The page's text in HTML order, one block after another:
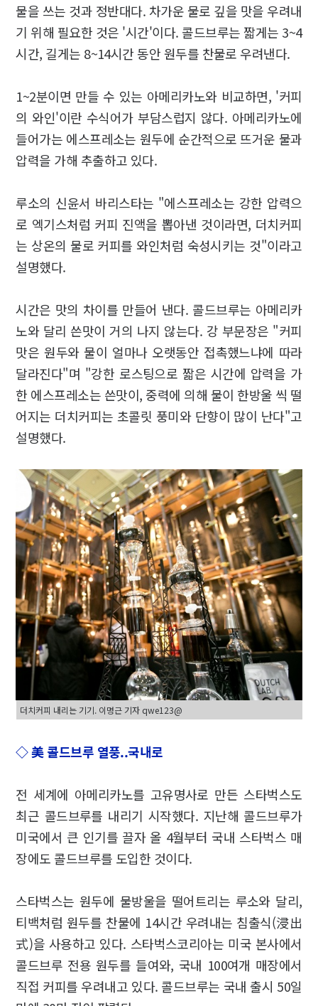
물을 쓰는 것과 정반대다. 차가운 물로 깊을 맛을 우려내
기 위해 필요한 것은 '시간'이다. 콜드브루는 짧게는 3~4
시간, 길게는 8~14시간 동안 원두를 찬물로 우려낸다.
1~2분이면 만들 수 있는 아메리카노와 비교하면, '커피
의 와인'이란 수식어가 부담스럽지 않다. 아메리카노에
들어가는 에스프레소는 원두에 순간적으로 뜨거운 물과
압력을 가해 추출하고 있다.
루소의 신윤서 바리스타는 "에스프레소는 강한 압력으
로 엑기스처럼 커피 진액을 뽑아낸 것이라면, 더치커피
는 상온의 물로 커피를 와인처럼 숙성시키는 것"이라고
설명했다.
시간은 맛의 차이를 만들어 낸다. 콜드브루는 아메리카
노와 달리 쓴맛이 거의 나지 않는다. 강 부문장은 "커피
맛은 원두와 물이 얼마나 오랫동안 접촉했느냐에 따라
달라진다"며 "강한 로스팅으로 짧은 시간에 압력을 가
한 에스프레소는 쓴맛이, 중력에 의해 물이 한방울 씩 떨
어지는 더치커피는 초콜릿 풍미와 단향이 많이 난다"고
설명했다.
더치커피 내리는 기기. 이명근 기자 qwe123@
◇ 美 콜드브루 열풍..국내로
전 세계에 아메리카노를 고유명사로 만든 스타벅스도
최근 콜드브루를 내리기 시작했다. 지난해 콜드브루가
미국에서 큰 인기를 끌자 올 4월부터 국내 스타벅스 매
장에도 콜드브루를 도입한 것이다.
스타벅스는 원두에 물방울을 떨어트리는 루소와 달리,
티백처럼 원두를 찬물에 14시간 우려내는 침출식(浸出
式)을 사용하고 있다. 스타벅스코리아는 미국 본사에서
콜드브루 전용 원두를 들여와, 국내 100여개 매장에서
직접 커피를 우려내고 있다. 콜드브루는 국내 출시 50일